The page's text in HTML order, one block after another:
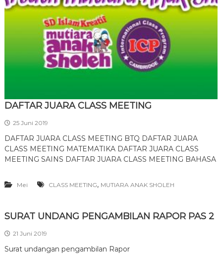
DAFTAR JUARA CLASS MEETING
25 Juni 2019
DAFTAR JUARA CLASS MEETING BTQ DAFTAR JUARA
CLASS MEETING MATEMATIKA DAFTAR JUARA CLASS
MEETING SAINS DAFTAR JUARA CLASS MEETING BAHASA
Mei CLASS MEETING, MUTIARA ANAK SHOLEH
SURAT UNDANG PENGAMBILAN RAPOR PAS 2
21 Juni 2019
Surat undangan pengambilan Rapor